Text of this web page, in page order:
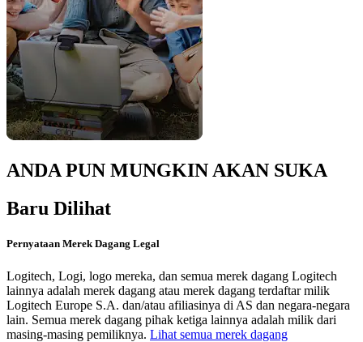
ANDA PUN MUNGKIN AKAN SUKA
Baru Dilihat
Pernyataan Merek Dagang Legal
Logitech, Logi, logo mereka, dan semua merek dagang Logitech
lainnya adalah merek dagang atau merek dagang terdaftar milik
Logitech Europe S.A. dan/atau afiliasinya di AS dan negara-negara
lain. Semua merek dagang pihak ketiga lainnya adalah milik dari
masing-masing pemiliknya. Lihat semua merek dagang